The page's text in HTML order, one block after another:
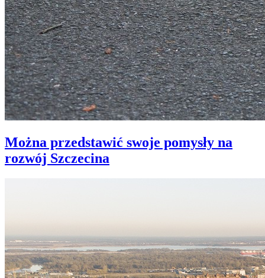
Można przedstawić swoje pomysły na
rozwój Szczecina